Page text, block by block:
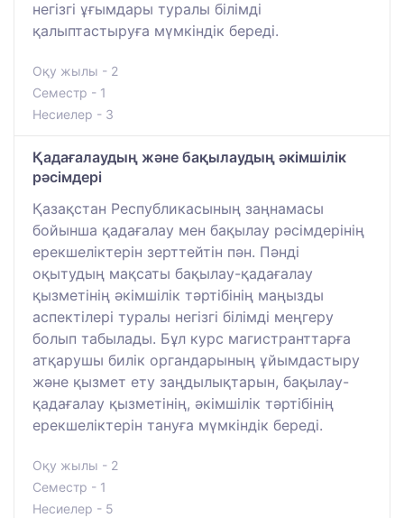
негізгі ұғымдары туралы білімді
қалыптастыруға мүмкіндік береді.
Оқу жылы - 2
Семестр - 1
Несиелер - 3
Қадағалаудың және бақылаудың әкімшілік
рәсімдері
Қазақстан Республикасының заңнамасы
бойынша қадағалау мен бақылау рәсімдерінің
ерекшеліктерін зерттейтін пән. Пәнді
оқытудың мақсаты бақылау-қадағалау
қызметінің әкімшілік тәртібінің маңызды
аспектілері туралы негізгі білімді меңгеру
болып табылады. Бұл курс магистранттарға
атқарушы билік органдарының ұйымдастыру
және қызмет ету заңдылықтарын, бақылау-
қадағалау қызметінің, әкімшілік тәртібінің
ерекшеліктерін тануға мүмкіндік береді.
Оқу жылы - 2
Семестр - 1
Несиелер - 5